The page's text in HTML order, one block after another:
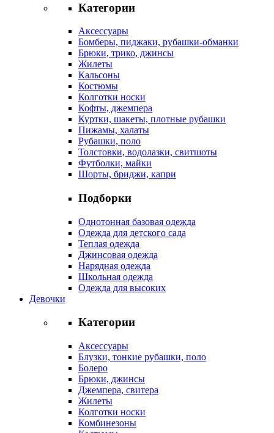
Категории
Аксессуары
Бомберы, пиджаки, рубашки-обманки
Брюки, трико, джинсы
Жилеты
Кальсоны
Костюмы
Колготки носки
Кофты, джемпера
Куртки, шакеты, плотные рубашки
Пижамы, халаты
Рубашки, поло
Толстовки, водолазки, свитшоты
Футболки, майки
Шорты, бриджи, капри
Подборки
Однотонная базовая одежда
Одежда для детского сада
Теплая одежда
Джинсовая одежда
Нарядная одежда
Школьная одежда
Одежда для высоких
Девочки
Категории
Аксессуары
Блузки, тонкие рубашки, поло
Болеро
Брюки, джинсы
Джемпера, свитера
Жилеты
Колготки носки
Комбинезоны